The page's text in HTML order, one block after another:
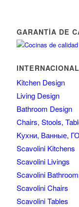
GARANTÍA DE
INTERNACIONAL
Kitchen Design
Living Design
Bathroom Design
Chairs, Stools,
Kухни, Ванные,
Scavolini Kitchens
Scavolini Livings
Scavolini
Scavolini Chairs
Scavolini Tables